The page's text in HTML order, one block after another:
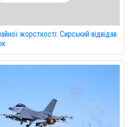
жорсткості: Сирський відвідав